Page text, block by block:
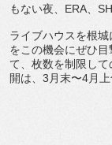
もない夜、ERA、
ライブハウスを根
をこの機会にぜひ
て、枚数を制限し
開は、3月末〜4月上